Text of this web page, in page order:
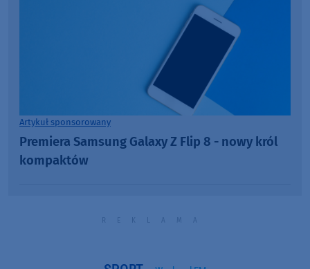
Artykuł sponsorowany
Premiera Samsung Galaxy Z Flip 8 - nowy król
kompaktów